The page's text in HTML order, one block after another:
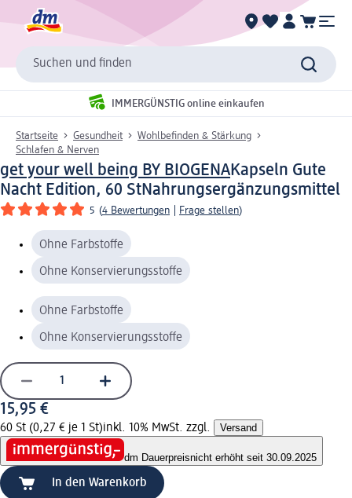
Suchen und finden
IMMERGÜNSTIG online einkaufen
Startseite Gesundheit
Wohlbefinden & Stärkung
Schlafen & Nerven
get your well being BY BIOGENAKapseln Gute
Nacht Edition, 60 StNahrungsergänzungsmittel
5 (4 Bewertungen Frage stellen)
Ohne Farbstoffe
Ohne Konservierungsstoffe
Ohne Farbstoffe
Ohne Konservierungsstoffe
15,95 €
60 St (0,27 € je 1 St)inkl. 10% MwSt. zzgl. Versand
dm Dauerpreisnicht erhöht seit 30.09.2025
In den Warenkorb